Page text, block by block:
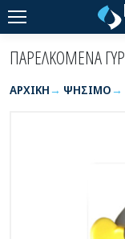
ΠΑΡΕΛΚΟΜΕΝΑ
ΑΡΧΙΚΉ ΨΗΣΙΜΟ